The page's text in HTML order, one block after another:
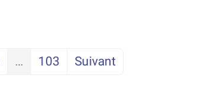
… 103 Suivant